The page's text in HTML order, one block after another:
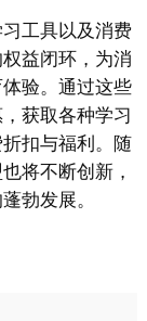
工具以及消费
益闭环，为消
验。通过这些
获取各种学习
扣与福利。随
将不断创新，
勃发展。